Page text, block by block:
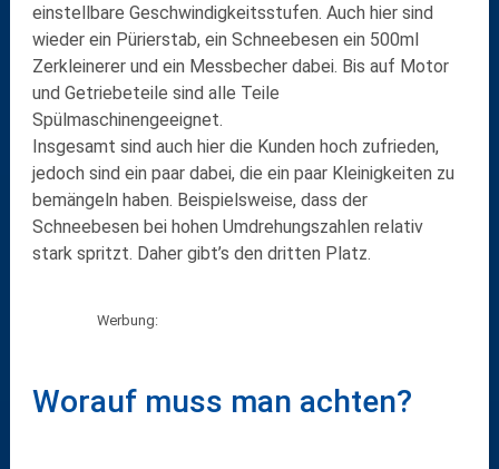
einstellbare Geschwindigkeitsstufen. Auch hier sind
wieder ein Pürierstab, ein Schneebesen ein 500ml
Zerkleinerer und ein Messbecher dabei. Bis auf Motor
und Getriebeteile sind alle Teile
Spülmaschinengeeignet.
Insgesamt sind auch hier die Kunden hoch zufrieden,
jedoch sind ein paar dabei, die ein paar Kleinigkeiten zu
bemängeln haben. Beispielsweise, dass der
Schneebesen bei hohen Umdrehungszahlen relativ
stark spritzt. Daher gibt’s den dritten Platz.
Werbung:
Worauf muss man achten?